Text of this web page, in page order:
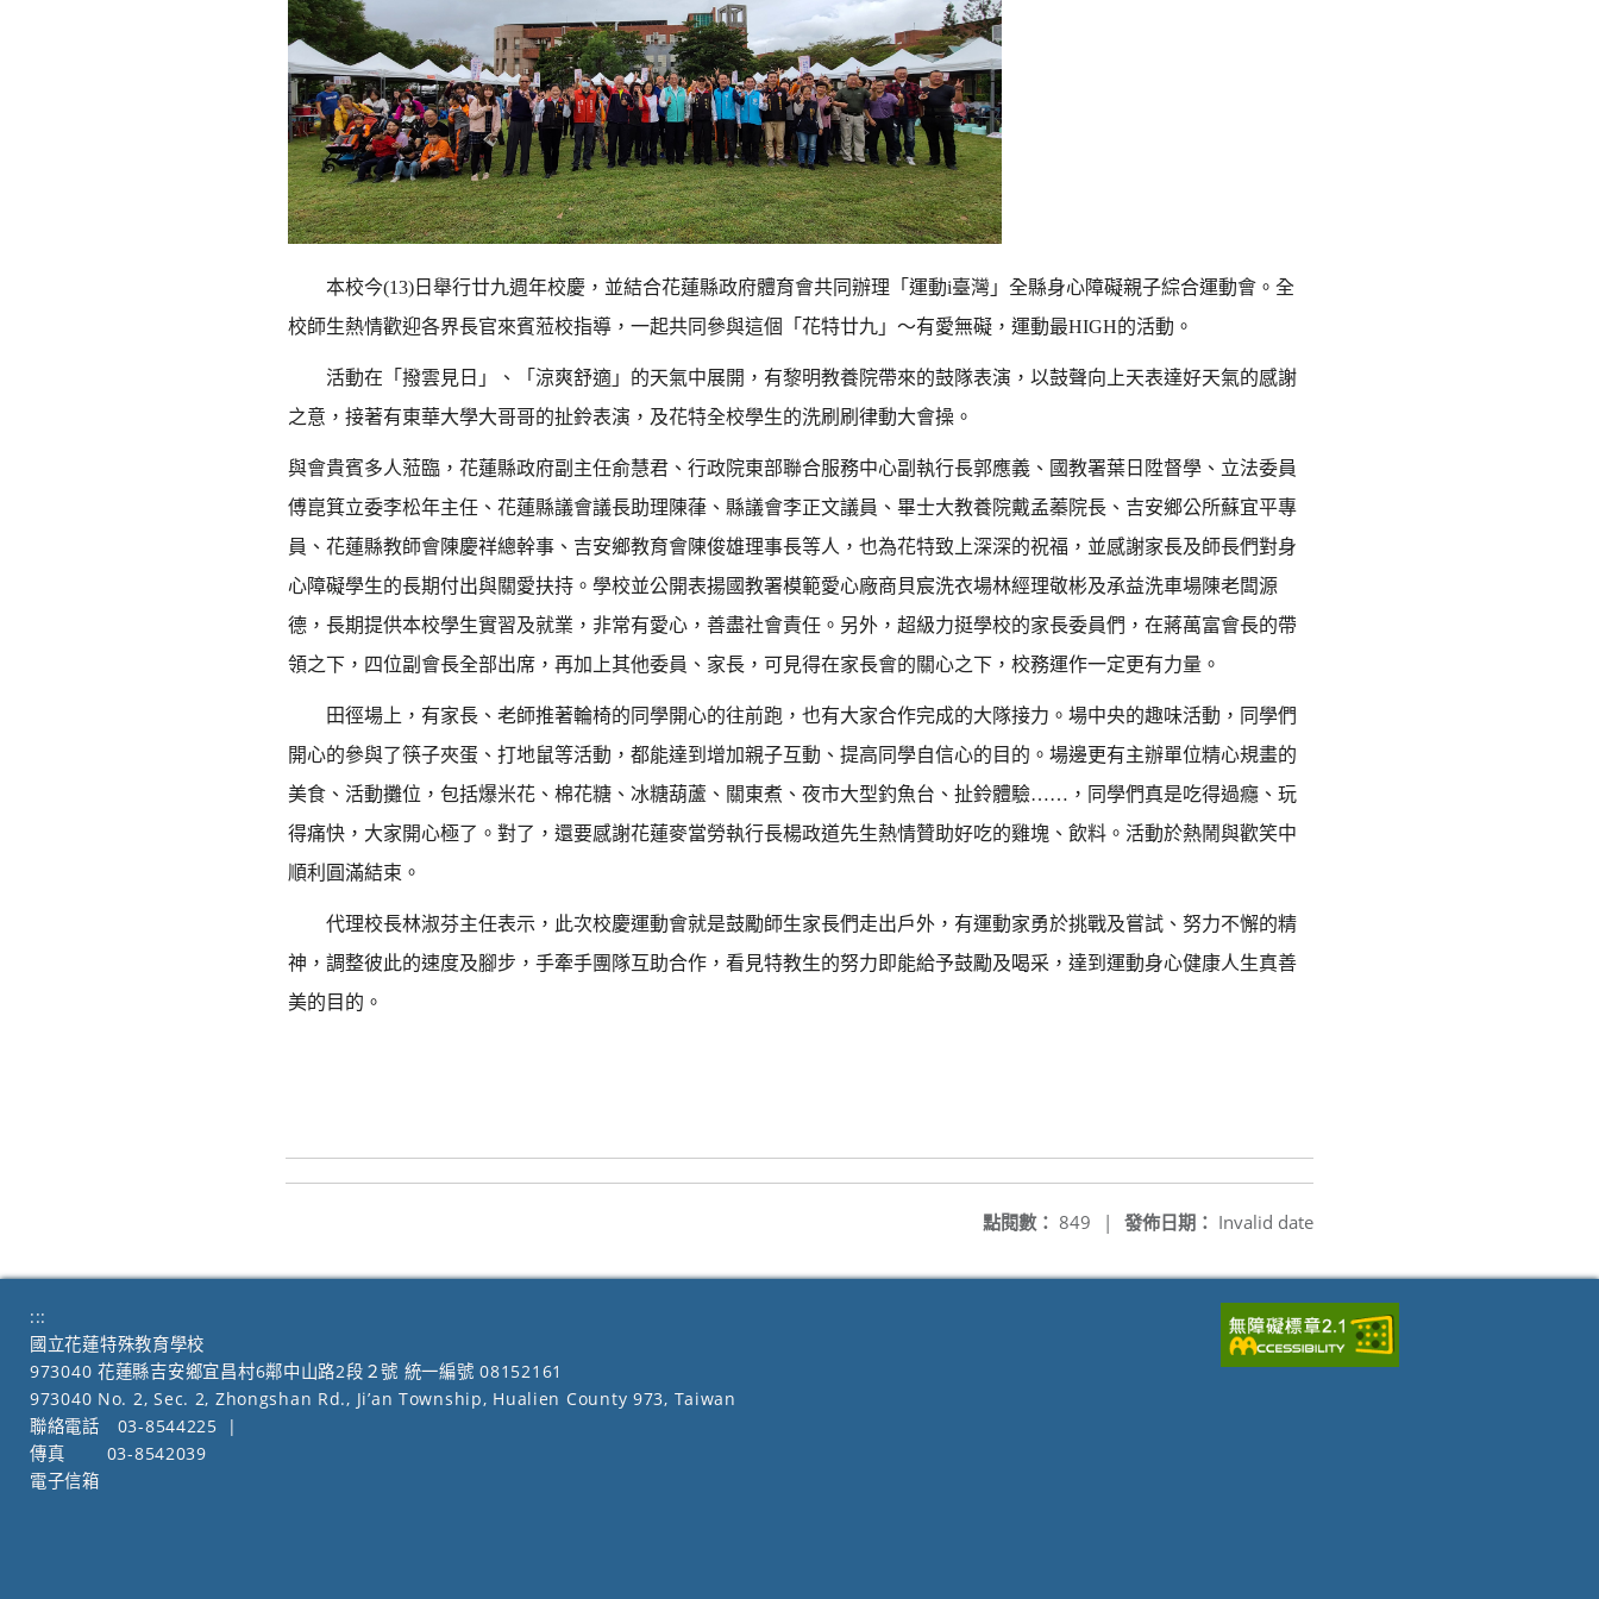
本校今(13) 日舉行廿九週年校慶，並結合花蓮縣政府體育會共同辦理「運動i臺灣」全縣身心障礙親子綜合運動會。全
校師生熱情歡迎各界長官來賓蒞校指導，一起共同參與這個「花特廿九」〜有愛無礙，運動最HIGH的活動。
活動在「撥雲見日」、「涼爽舒適」的天氣中展開，有黎明教養院帶來的鼓隊表演，以鼓聲向上天表達好天氣的感謝
之意，接著有東華大學大哥哥的扯鈴表演，及花特全校學生的洗刷刷律動大會操。
與會貴賓多人蒞臨，花蓮縣政府副主任俞慧君、行政院東部聯合服務中心副執行長郭應義、國教署葉日陞督學、立法委員
傅崑箕立委李松年主任、花蓮縣議會議長助理陳葎、縣議會李正文議員、畢士大教養院戴孟蓁院長、吉安鄉公所蘇宜平專
員、花蓮縣教師會陳慶祥總幹事、吉安鄉教育會陳俊雄理事長等人，也為花特致上深深的祝福，並感謝家長及師長們對身
心障礙學生的長期付出與關愛扶持。學校並公開表揚國教署模範愛心廠商貝宸洗衣場林經理敬彬及承益洗車場陳老闆源
德，長期提供本校學生實習及就業，非常有愛心，善盡社會責任。另外，超級力挺學校的家長委員們，在蔣萬富會長的帶
領之下，四位副會長全部出席，再加上其他委員、家長，可見得在家長會的關心之下，校務運作一定更有力量。
田徑場上，有家長、老師推著輪椅的同學開心的往前跑，也有大家合作完成的大隊接力。場中央的趣味活動，同學們
開心的參與了筷子夾蛋、打地鼠等活動，都能達到增加親子互動、提高同學自信心的目的。場邊更有主辦單位精心規畫的
美食、活動攤位，包括爆米花、棉花糖、冰糖葫蘆、關東煮、夜市大型釣魚台、扯鈴體驗……，同學們真是吃得過癮、玩
得痛快，大家開心極了。對了，還要感謝花蓮麥當勞執行長楊政道先生熱情贊助好吃的雞塊、飲料。活動於熱鬧與歡笑中
順利圓滿結束。
代理校長林淑芬主任表示，此次校慶運動會就是鼓勵師生家長們走出戶外，有運動家勇於挑戰及嘗試、努力不懈的精
神，調整彼此的速度及腳步，手牽手團隊互助合作，看見特教生的努力即能給予鼓勵及喝采，達到運動身心健康人生真善
美的目的。
發佈日期： Invalid date
點閱數： 849 |
:::
國立花蓮特殊教育學校
973040 花蓮縣吉安鄉宜昌村6鄰中山路2段２號 統一編號 08152161
973040 No. 2, Sec. 2, Zhongshan Rd., Ji’an Township, Hualien County 973, Taiwan
聯絡電話
03-8544225
|
傳真
03-8542039
電子信箱